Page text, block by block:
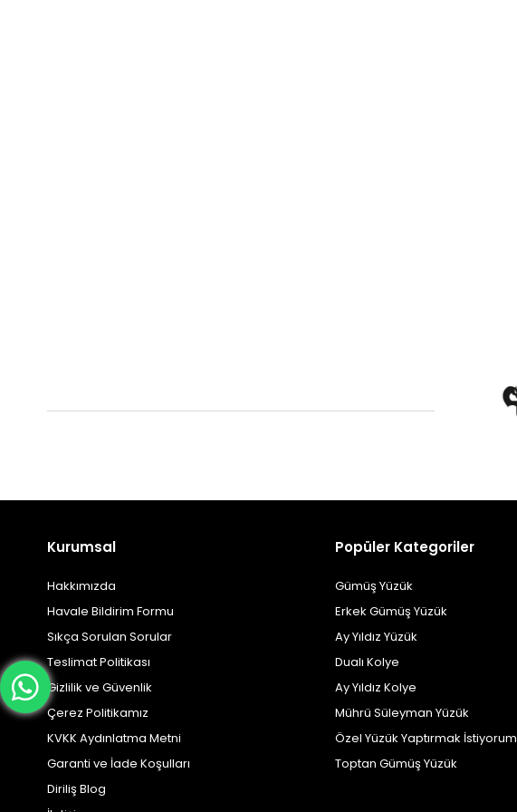
Kurumsal
Hakkımızda
Havale Bildirim Formu
Sıkça Sorulan Sorular
Teslimat Politikası
Gizlilik ve Güvenlik
Çerez Politikamız
KVKK Aydınlatma Metni
Garanti ve İade Koşulları
Diriliş Blog
Popüler Kategoriler
Gümüş Yüzük
Erkek Gümüş Yüzük
Ay Yıldız Yüzük
Dualı Kolye
Ay Yıldız Kolye
Mührü Süleyman Yüzük
Özel Yüzük Yaptırmak İstiyorum
Toptan Gümüş Yüzük